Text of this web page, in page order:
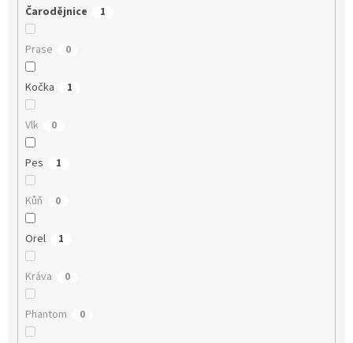
Čarodějnice 1
Prase 0
Kočka 1
Vlk 0
Pes 1
Kůň 0
Orel 1
Kráva 0
Phantom 0